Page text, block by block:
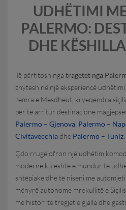
UDHËTIMI
PALERMO:
DHE
Të përfitosh nga tragetet nga
zhytesh në një eksperiencë
zemra e Mesdheut, kryeqendra
për të arritur destinacione
Palermo – Gjenova Palermo –
Civitavecchiadhe Palermo – Tuniz
Çdo rrugë ofron një udhëtim
moderne ku është e mundur të
shtëpiake dhe të niseni me
mënyrë autonome mrekullitë e
me histori te tregjet e gjalla dhe